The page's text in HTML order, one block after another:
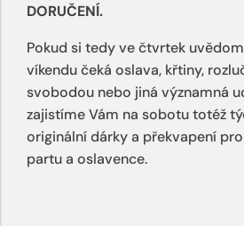
DORUČENÍ.
Pokud si tedy ve čtvrtek
víkendu čeká oslava, křtiny,
svobodou nebo jiná významná
zajistíme Vám na sobotu totéž
originální dárky a překvapení
partu a oslavence.